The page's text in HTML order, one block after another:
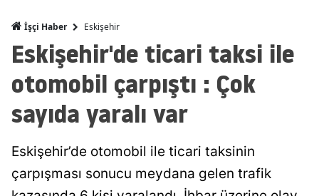
Muş
Sakarya
İşçi Haber Eskişehir
Eskişehir'de ticari taksi ile
otomobil çarpıştı : Çok
sayıda yaralı var
Eskişehir’de otomobil ile ticari taksinin
çarpışması sonucu meydana gelen trafik